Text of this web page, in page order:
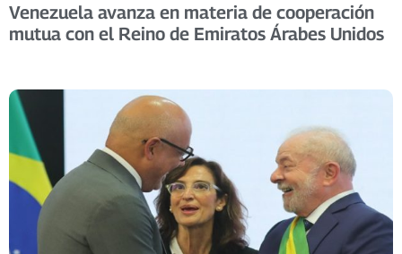
Venezuela avanza en materia de cooperación
mutua con el Reino de Emiratos Árabes Unidos